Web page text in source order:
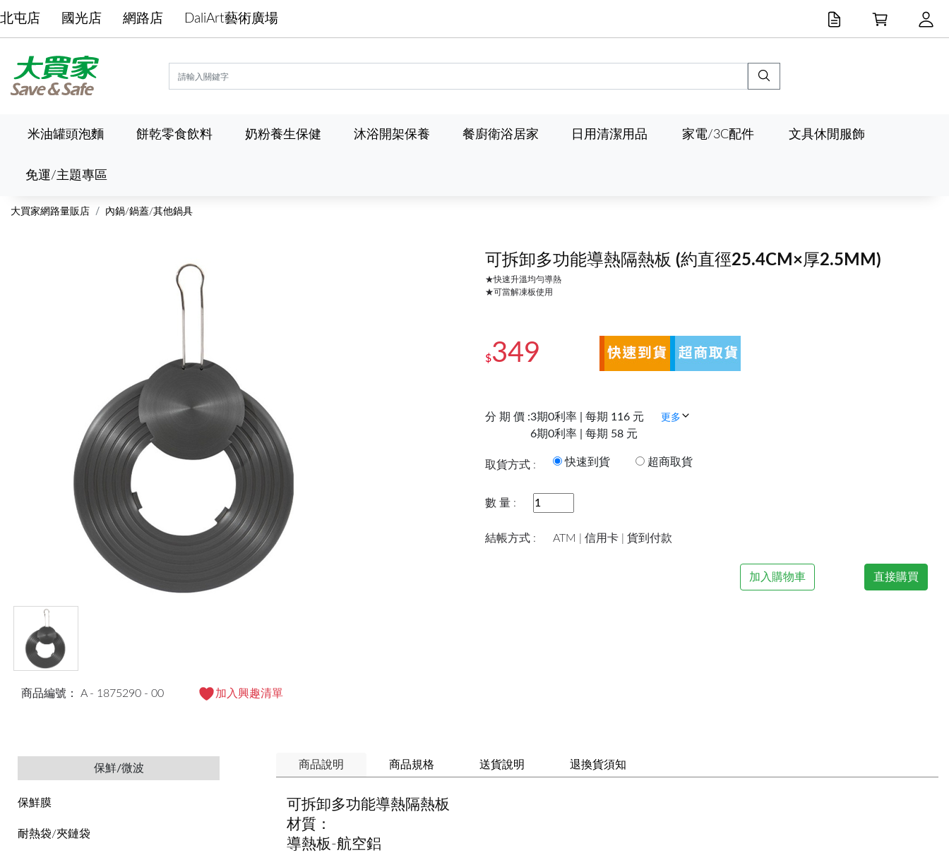
北屯店 國光店 網路店 DaliArt藝術廣場
米油罐頭泡麵 餅乾零食飲料 奶粉養生保健 沐浴開架保養 餐廚衛浴居家 日用清潔用品 家電/3C配件 文具休閒服飾
免運/主題專區
大買家網路量販店 內鍋/鍋蓋/其他鍋具
商品編號： A - 1875290 - 00 加入興趣清單
可拆卸多功能導熱隔熱板 (約直徑25.4CM×厚2.5MM)
★快速升溫均勻導熱
★可當解凍板使用
$349
分 期 價 :3期0利率 | 每期 116 元
6期0利率 | 每期 58 元
更多
取貨方式 : 快速到貨 超商取貨
數 量 :
結帳方式 : ATM | 信用卡 | 貨到付款
加入購物車 直接購買
保鮮/微波
保鮮膜
耐熱袋/夾鏈袋
商品說明 商品規格 送貨說明 退換貨須知
可拆卸多功能導熱隔熱板
材質：
導熱板-航空鋁